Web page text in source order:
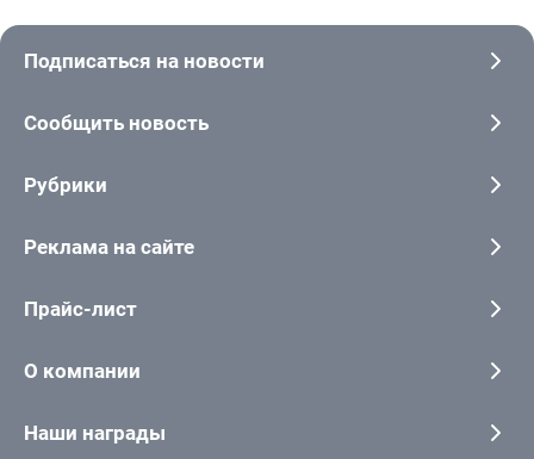
Подписаться на новости
Сообщить новость
Рубрики
Реклама на сайте
Прайс-лист
О компании
Наши награды